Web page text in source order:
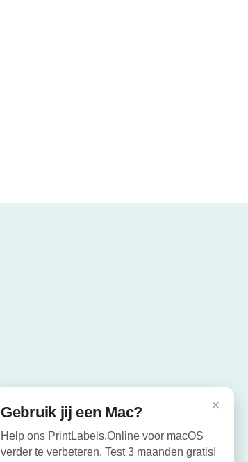
×
Gebruik jij een Mac?
Help ons PrintLabels.Online voor macOS
verder te verbeteren. Test 3 maanden gratis!